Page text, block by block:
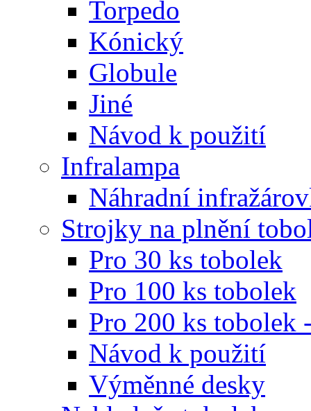
Torpedo
Kónický
Globule
Jiné
Návod k použití
Infralampa
Náhradní
Strojky na plnění
Pro 30 ks tobolek
Pro 100 ks tobolek
Pro 200 ks tobolek
Návod k použití
Výměnné desky